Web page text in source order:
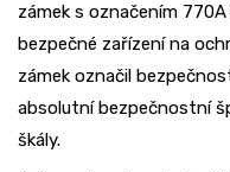
zámek s označením
bezpečné zařízení na
zámek označil
absolutní bezpečnostní
škály.